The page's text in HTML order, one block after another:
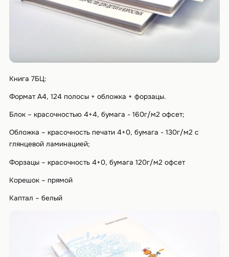
Книга 7БЦ:
Формат А4, 124 полосы + обложка + форзацы.
Блок – красочностью 4+4, бумага - 160г/м2 офсет;
Обложка – красочность печати 4+0, бумага - 130г/м2 с
глянцевой ламинацией;
Форзацы – красочность 4+0, бумага 120г/м2 офсет
Корешок – прямой
Каптал – белый